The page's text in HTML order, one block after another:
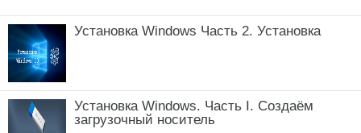
Установка Windows Часть 2. Установка
Установка Windows. Часть I. Создаём
загрузочный носитель